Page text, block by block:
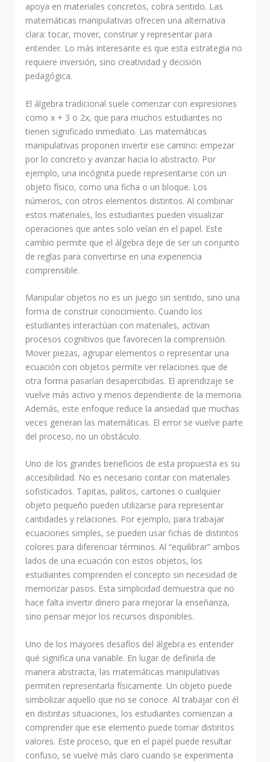
apoya en materiales concretos, cobra sentido. Las
matemáticas manipulativas ofrecen una alternativa
clara: tocar, mover, construir y representar para
entender. Lo más interesante es que esta estrategia no
requiere inversión, sino creatividad y decisión
pedagógica.
El álgebra tradicional suele comenzar con expresiones
como x + 3 o 2x, que para muchos estudiantes no
tienen significado inmediato. Las matemáticas
manipulativas proponen invertir ese camino: empezar
por lo concreto y avanzar hacia lo abstracto. Por
ejemplo, una incógnita puede representarse con un
objeto físico, como una ficha o un bloque. Los
números, con otros elementos distintos. Al combinar
estos materiales, los estudiantes pueden visualizar
operaciones que antes solo veían en el papel. Este
cambio permite que el álgebra deje de ser un conjunto
de reglas para convertirse en una experiencia
comprensible.
Manipular objetos no es un juego sin sentido, sino una
forma de construir conocimiento. Cuando los
estudiantes interactúan con materiales, activan
procesos cognitivos que favorecen la comprensión.
Mover piezas, agrupar elementos o representar una
ecuación con objetos permite ver relaciones que de
otra forma pasarían desapercibidas. El aprendizaje se
vuelve más activo y menos dependiente de la memoria.
Además, este enfoque reduce la ansiedad que muchas
veces generan las matemáticas. El error se vuelve parte
del proceso, no un obstáculo.
Uno de los grandes beneficios de esta propuesta es su
accesibilidad. No es necesario contar con materiales
sofisticados. Tapitas, palitos, cartones o cualquier
objeto pequeño pueden utilizarse para representar
cantidades y relaciones. Por ejemplo, para trabajar
ecuaciones simples, se pueden usar fichas de distintos
colores para diferenciar términos. Al “equilibrar” ambos
lados de una ecuación con estos objetos, los
estudiantes comprenden el concepto sin necesidad de
memorizar pasos. Esta simplicidad demuestra que no
hace falta invertir dinero para mejorar la enseñanza,
sino pensar mejor los recursos disponibles.
Uno de los mayores desafíos del álgebra es entender
qué significa una variable. En lugar de definirla de
manera abstracta, las matemáticas manipulativas
permiten representarla físicamente. Un objeto puede
simbolizar aquello que no se conoce. Al trabajar con él
en distintas situaciones, los estudiantes comienzan a
comprender que ese elemento puede tomar distintos
valores. Este proceso, que en el papel puede resultar
confuso, se vuelve más claro cuando se experimenta